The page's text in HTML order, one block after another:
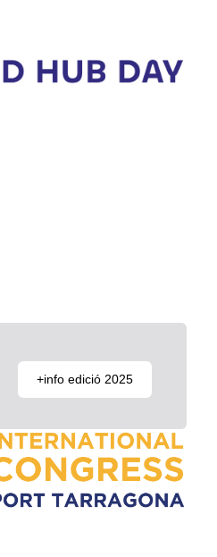
+info edició 2025